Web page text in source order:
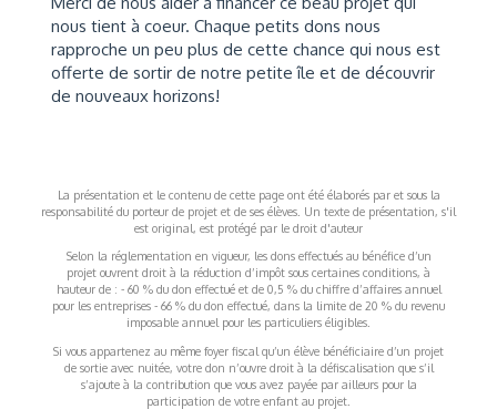
nous tient à coeur. Chaque petits dons nous
rapproche un peu plus de cette chance qui nous est
offerte de sortir de notre petite île et de découvrir
de nouveaux horizons!
La présentation et le contenu de cette page ont été élaborés par et sous la
responsabilité du porteur de projet et de ses élèves. Un texte de présentation, s'il
est original, est protégé par le droit d'auteur
Selon la réglementation en vigueur, les dons effectués au bénéfice d’un
projet ouvrent droit à la réduction d’impôt sous certaines conditions, à
hauteur de : - 60 % du don effectué et de 0,5 % du chiffre d’affaires annuel
pour les entreprises - 66 % du don effectué, dans la limite de 20 % du revenu
imposable annuel pour les particuliers éligibles.
Si vous appartenez au même foyer fiscal qu’un élève bénéficiaire d’un projet
de sortie avec nuitée, votre don n’ouvre droit à la défiscalisation que s’il
s’ajoute à la contribution que vous avez payée par ailleurs pour la
participation de votre enfant au projet.